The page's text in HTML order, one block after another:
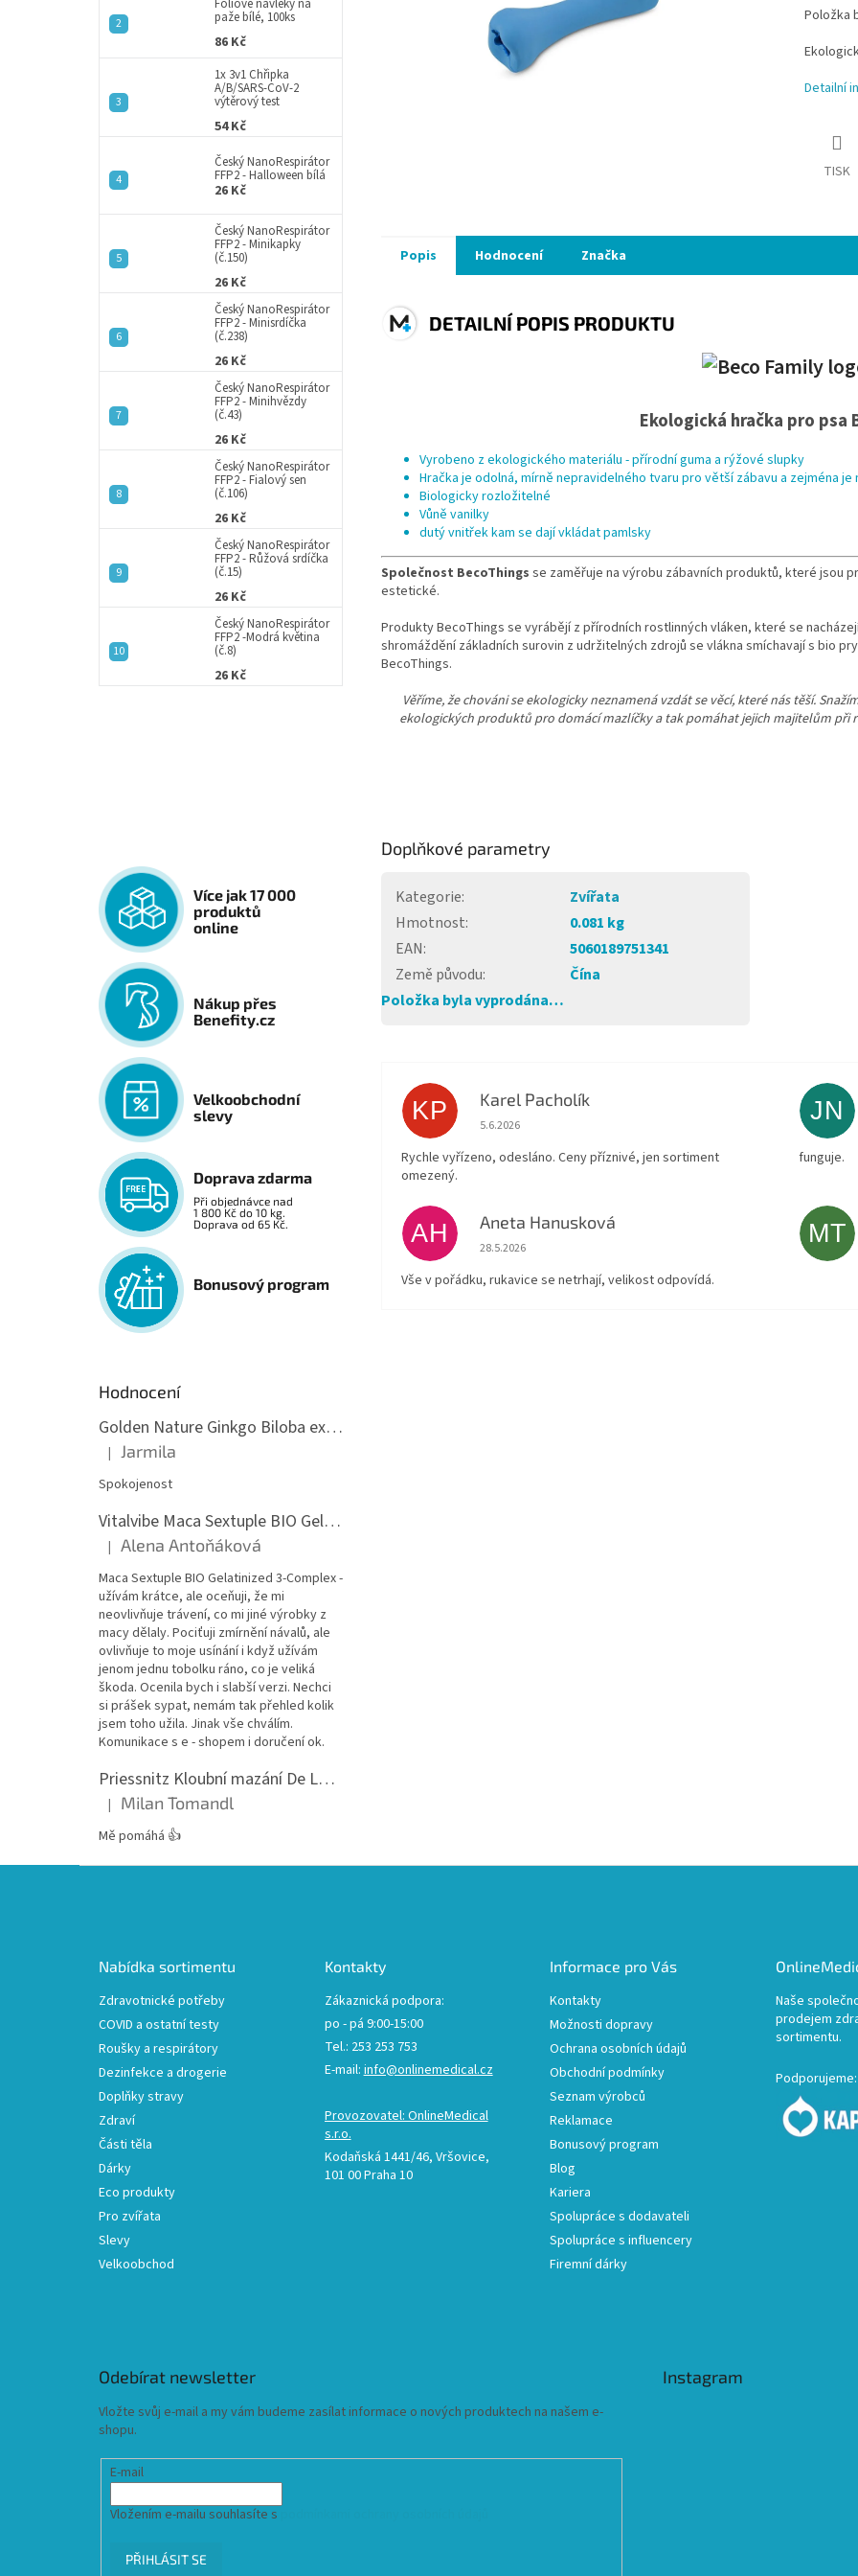
paže bílé, 100ks
86 Kč
1x 3v1 Chřipka
A/B/SARS-CoV-2
výtěrový test
54 Kč
Český NanoRespirátor
FFP2 - Halloween bílá
26 Kč
Český NanoRespirátor
FFP2 - Minikapky
(č.150)
26 Kč
Český NanoRespirátor
FFP2 - Minisrdíčka
(č.238)
26 Kč
Český NanoRespirátor
FFP2 - Minihvězdy
(č.43)
26 Kč
Český NanoRespirátor
FFP2 - Fialový sen
(č.106)
26 Kč
Český NanoRespirátor
FFP2 - Růžová srdíčka
(č.15)
26 Kč
Český NanoRespirátor
FFP2 -Modrá květina
(č.8)
26 Kč
Více jak 17 000
produktů
online
Nákup přes
Benefity.cz
Velkoobchodní
slevy
Doprava zdarma
Při objednávce nad
1 800 Kč do 10 kg.
Doprava od 65 Kč.
Bonusový program
Hodnocení
Golden Nature Ginkgo Biloba extrakt 50:1 60mg, 100 kapslí
Hodnocení produktu je 5 z 5 hvězdiček.
| Jarmila
Spokojenost
Vitalvibe Maca Sextuple BIO Gelatinized 3-Complex, 60 kapslí
Hodnocení produktu je 5 z 5 hvězdiček.
| Alena Antoňáková
Maca Sextuple BIO Gelatinized 3-Complex -
užívám krátce, ale oceňuji, že mi
neovlivňuje trávení, co mi jiné výrobky z
macy dělaly. Pociťuji zmírnění návalů, ale
ovlivňuje to moje usínání i když užívám
jenom jednu tobolku ráno, co je veliká
škoda. Ocenila bych i slabší verzi. Nechci
si prášek sypat, nemám tak přehled kolik
jsem toho užila. Jinak vše chválím.
Komunikace s e - shopem i doručení ok.
Priessnitz Kloubní mazání De Luxe, 200ml
Hodnocení produktu je 5 z 5 hvězdiček.
| Milan Tomandl
Mě pomáhá 👍
Položka
Detailní
TISK
Popis Hodnocení Značka
DETAILNÍ POPIS PRODUKTU
Ekologická hračka pro psa
Vyrobeno z ekologického materiálu - přírodní guma a rýžové slupky
Hračka je odolná, mírně nepravidelného tvaru pro větší zábavu a zejména je
Biologicky rozložitelné
Vůně vanilky
dutý vnitřek kam se dají vkládat pamlsky
Společnost BecoThings se zaměřuje na výrobu zábavních produktů, které jsou
estetické.
Produkty BecoThings se vyrábějí z přírodních rostlinných vláken, které se
shromáždění základních surovin z udržitelných zdrojů se vlákna smíchavají s bio
BecoThings.
Věříme, že chováni se ekologicky neznamená vzdát se věcí, které nás těší.
ekologických produktů pro domácí mazlíčky a tak pomáhat jejich majitelům
Doplňkové parametry
Kategorie:
Zvířata
Hmotnost:
0.081 kg
EAN:
5060189751341
Země původu:
Čína
Položka byla vyprodána…
KP Karel Pacholík
Hodnocení obchodu je 4 z 5 hvězdiček.
5.6.2026
Rychle vyřízeno, odesláno. Ceny příznivé, jen sortiment
omezený.
JN
funguje.
AH Aneta Hanusková
Hodnocení obchodu je 5 z 5 hvězdiček.
28.5.2026
Vše v pořádku, rukavice se netrhají, velikost odpovídá.
MT
Nabídka sortimentu
Zdravotnické potřeby
COVID a ostatní testy
Roušky a respirátory
Dezinfekce a drogerie
Doplňky stravy
Zdraví
Části těla
Dárky
Eco produkty
Pro zvířata
Slevy
Velkoobchod
Kontakty
Zákaznická podpora:
po - pá 9:00-15:00
Tel.: 253 253 753
E-mail: info@onlinemedical.cz
Provozovatel: OnlineMedical
s.r.o.
Kodaňská 1441/46, Vršovice,
101 00 Praha 10
Informace pro Vás
Kontakty
Možnosti dopravy
Ochrana osobních údajů
Obchodní podmínky
Seznam výrobců
Reklamace
Bonusový program
Blog
Kariera
Spolupráce s dodavateli
Spolupráce s influencery
Firemní dárky
Naše
prodejem
sortimentu.
Podporujeme:
Odebírat newsletter
Vložte svůj e-mail a my vám budeme zasílat informace o nových produktech na našem e-
shopu.
E-mail
Vložením e-mailu souhlasíte s
PŘIHLÁSIT SE
Instagram